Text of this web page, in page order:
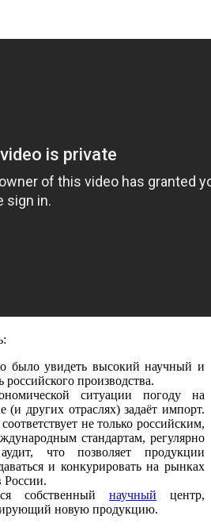
было увидеть высокий научный и
производства.
ситуации погоду на
(и других отраслях) задаёт импорт.
не только российским,
стандартам, регулярно
что позволяет продукции
и конкурировать на рынках
России.
собственныйнаучный центр,
новую продукцию.